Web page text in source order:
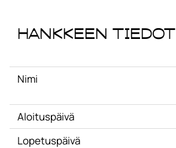
Hankkeen tiedot
Nimi
Aloituspäivä
Lopetuspäivä